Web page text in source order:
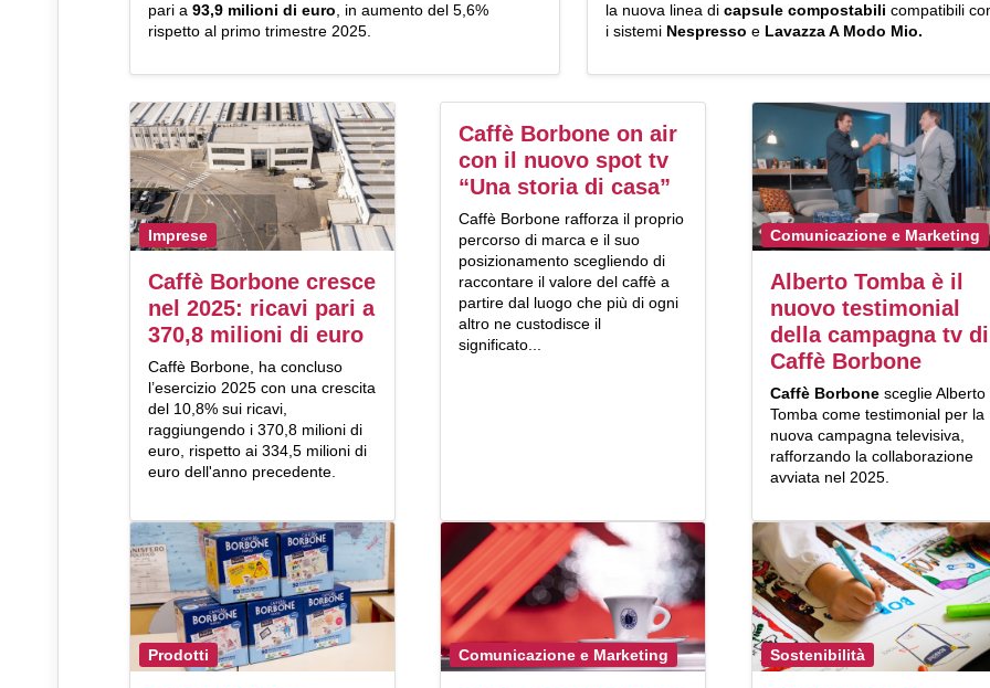
pari a 93,9 milioni di euro, in aumento del 5,6%
rispetto al primo trimestre 2025.
la nuova linea dicapsule compostabili compatibili
i sistemi Nespresso eLavazza A Modo Mio.
Imprese
Caffè Borbone cresce
nel 2025: ricavi pari a
370,8 milioni di euro
Caffè Borbone, ha concluso
l’esercizio 2025 con una crescita
del 10,8% sui ricavi,
raggiungendo i 370,8 milioni di
euro, rispetto ai 334,5 milioni di
euro dell'anno precedente.
Caffè Borbone on air
con il nuovo spot tv
“Una storia di casa”
Caffè Borbone rafforza il proprio
percorso di marca e il suo
posizionamento scegliendo di
raccontare il valore del caffè a
partire dal luogo che più di ogni
altro ne custodisce il
significato...
Comunicazione e Marketing
Alberto Tomba è il
nuovo testimonial
della campagna tv di
Caffè Borbone
Caffè Borbone sceglie Alberto
Tomba come testimonial per la
nuova campagna televisiva,
rafforzando la collaborazione
avviata nel 2025.
Prodotti Comunicazione e Marketing Sostenibilità